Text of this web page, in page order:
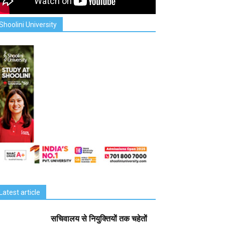
University
article
सचिवालय से नियुक्तियों तक चहेतों